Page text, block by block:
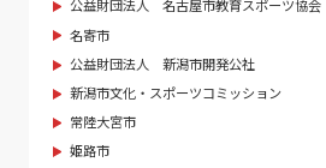
公益財団法人 名古屋市教育スポーツ協会
名寄市
公益財団法人 新潟市開発公社
新潟市文化・スポーツコミッション
常陸大宮市
姫路市